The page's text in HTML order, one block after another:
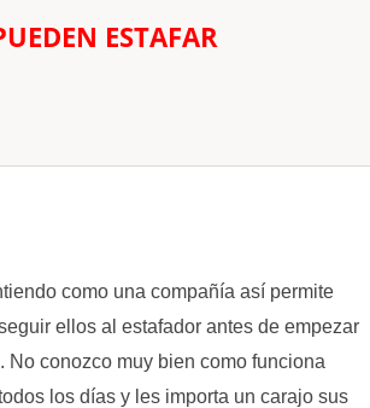
ESTAFAR
como una compañía así permite
ellos al estafador antes de empezar
conozco muy bien como funciona
los días y les importa un carajo sus